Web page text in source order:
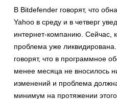
В Bitdefender говорят, что
Yahoo в среду и в четверг
интернет-компанию. Сейчас,
проблема уже
говорят, что в программное
менее месяца не вносилось
изменений и проблема
минимум на протяжении этого